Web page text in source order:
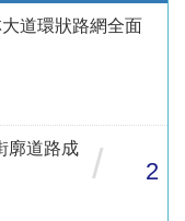
道環狀路網全面
廓道路成
/ 2